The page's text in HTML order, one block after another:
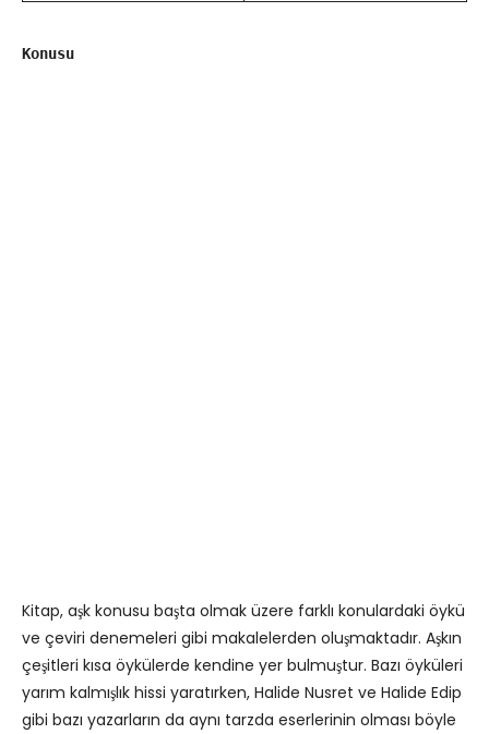
Konusu
Kitap, aşk konusu başta olmak üzere farklı konulardaki öykü
ve çeviri denemeleri gibi makalelerden oluşmaktadır. Aşkın
çeşitleri kısa öykülerde kendine yer bulmuştur. Bazı öyküleri
yarım kalmışlık hissi yaratırken, Halide Nusret ve Halide Edip
gibi bazı yazarların da aynı tarzda eserlerinin olması böyle